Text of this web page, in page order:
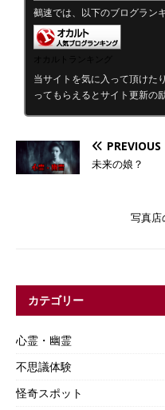
鵺速では、以下のブログラン
当サイトを気に入って頂けた
ってもらえるとサイト更新の
PREVIOUS
未来の娘？
写真店
カテゴリー
心霊・幽霊
不思議体験
怪奇スポット